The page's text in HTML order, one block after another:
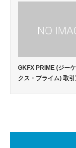
GKFX PRIME (ジー
クス・プライム) 取